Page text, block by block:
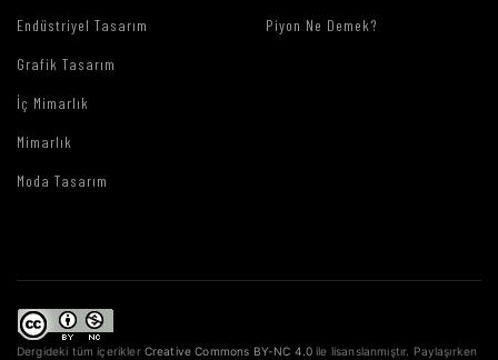
Endüstriyel Tasarım
Grafik Tasarım
İç Mimarlık
Mimarlık
Moda Tasarım
Piyon Ne Demek?
Dergideki tüm içerikler Creative Commons BY-NC 4.0 ile lisanslanmıştır. Paylaşırken